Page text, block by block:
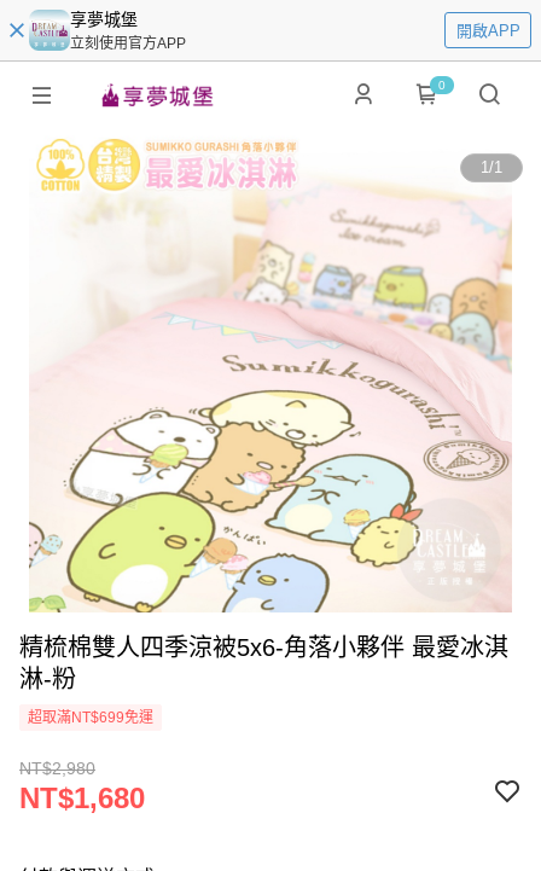
享夢城堡
立刻使用官方APP
開啟APP
0
1/1
精梳棉雙人四季涼被5x6-角落小夥伴 最愛冰淇
淋-粉
超取滿NT$699免運
NT$2,980
NT$1,680